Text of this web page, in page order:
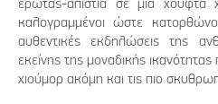
καλογραμμένοι ώστε
αυθεντικές εκδηλώσεις της
εκείνης της μοναδικής
χιούμορ ακόμη και τις πιο